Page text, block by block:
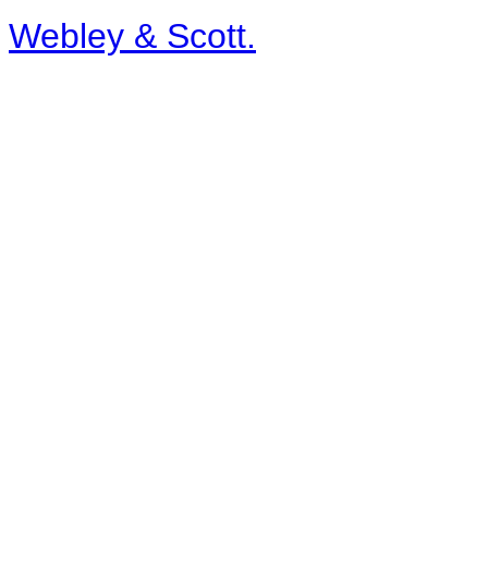
Webley & Scott.